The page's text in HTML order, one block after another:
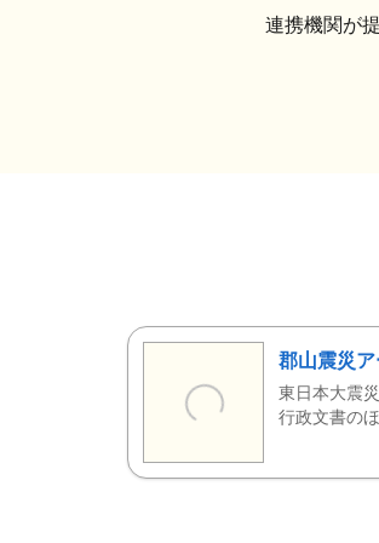
連携機関が
郡山震災
東日本大震
行政文書の